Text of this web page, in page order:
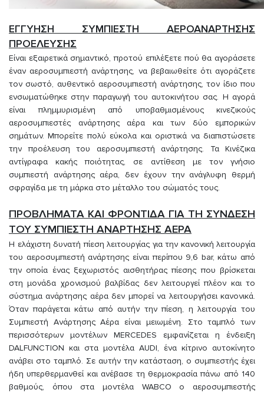
ΕΓΓΥΗΣΗ ΣΥΜΠΙΕΣΤΗ ΑΕΡΟΑΝΑΡΤΗΣΗΣ
ΠΡΟΕΛΕΥΣΗΣ
Είναι εξαιρετικά σημαντικό, προτού επιλέξετε πού θα αγοράσετε
έναν αεροσυμπιεστή ανάρτησης, να βεβαιωθείτε ότι αγοράζετε
τον σωστό, αυθεντικό αεροσυμπιεστή ανάρτησης, τον ίδιο που
ενσωματώθηκε στην παραγωγή του αυτοκινήτου σας. Η αγορά
είναι πλημμυρισμένη από υποβαθμισμένους κινεζικούς
αεροσυμπιεστές ανάρτησης αέρα και των δύο εμπορικών
σημάτων. Μπορείτε πολύ εύκολα και οριστικά να διαπιστώσετε
την προέλευση του αεροσυμπιεστή ανάρτησης. Τα Κινέζικα
αντίγραφα κακής ποιότητας, σε αντίθεση με τον γνήσιο
συμπιεστή ανάρτησης αέρα, δεν έχουν την ανάγλυφη θερμή
σφραγίδα με τη μάρκα στο μέταλλο του σώματός τους.
ΠΡΟΒΛΗΜΑΤΑ ΚΑΙ ΦΡΟΝΤΙΔΑ ΓΙΑ ΤΗ ΣΥΝΔΕΣΗ
ΤΟΥ ΣΥΜΠΙΕΣΤΗ ΑΝΑΡΤΗΣΗΣ ΑΕΡΑ
Η ελάχιστη δυνατή πίεση λειτουργίας για την κανονική λειτουργία
του αεροσυμπιεστή ανάρτησης είναι περίπου 9,6 bar, κάτω από
την οποία ένας ξεχωριστός αισθητήρας πίεσης που βρίσκεται
στη μονάδα χρονισμού βαλβίδας δεν λειτουργεί πλέον και το
σύστημα ανάρτησης αέρα δεν μπορεί να λειτουργήσει κανονικά.
Όταν παράγεται κάτω από αυτήν την πίεση, η λειτουργία του
Συμπιεστή Ανάρτησης Αέρα είναι μειωμένη. Στο ταμπλό των
περισσότερων μοντέλων MERCEDES εμφανίζεται η ένδειξη
DALFUNCTION και στα μοντέλα AUDI, ένα κίτρινο αυτοκίνητο
ανάβει στο ταμπλό. Σε αυτήν την κατάσταση, ο συμπιεστής έχει
ήδη υπερθερμανθεί και ανέβασε τη θερμοκρασία πάνω από 140
βαθμούς, όπου στα μοντέλα WABCO ο αεροσυμπιεστής